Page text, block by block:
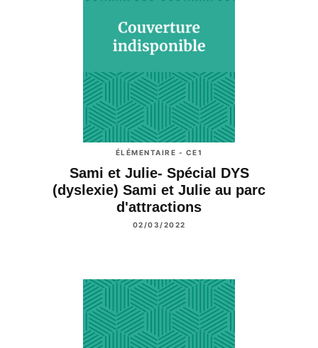
ÉLÉMENTAIRE - CE1
Sami et Julie- Spécial DYS
(dyslexie) Sami et Julie au parc
d'attractions
02/03/2022